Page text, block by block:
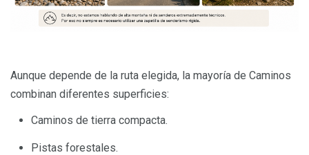
Aunque depende de la ruta elegida, la mayoría de Caminos
combinan diferentes superficies:
Caminos de tierra compacta.
Pistas forestales.